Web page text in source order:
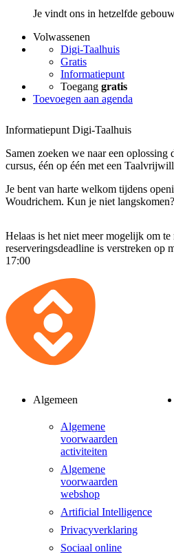
Je vindt ons in hetzelfde
Volwassenen
Digi-Taalhuis
Gratis
Informatiepunt
Toegang gratis
Toevoegen aan agenda
Informatiepunt Digi-Taalhuis
Samen zoeken we naar een
cursus, één op één met een
Je bent van harte welkom tijdens
Woudrichem. Kun je niet
Helaas is het niet meer mogelijk om te
reserveringsdeadline is verstreken op
17:00
Algemeen
Algemene
voorwaarden
activiteiten
Algemene
voorwaarden
webshop
Artificial Intelligence
Privacyverklaring
Sociaal online